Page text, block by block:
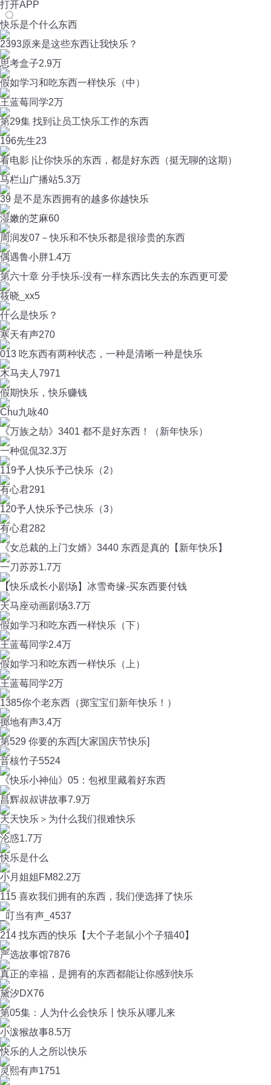
打开APP
快乐是个什么东西
2393原来是这些东西让我快乐？
思考盒子2.9万
假如学习和吃东西一样快乐（中）
王蓝莓同学2万
第29集 找到让员工快乐工作的东西
196先生23
看电影 |让你快乐的东西，都是好东西（挺无聊的这期）
马栏山广播站5.3万
39 是不是东西拥有的越多你越快乐
湿嫩的芝麻60
周润发07－快乐和不快乐都是很珍贵的东西
偶遇鲁小胖1.4万
第六十章 分手快乐-没有一样东西比失去的东西更可爱
筱晓_xx5
什么是快乐？
寒天有声270
013 吃东西有两种状态，一种是清晰一种是快乐
木马夫人 7971
假期快乐，快乐赚钱
Chu九咏40
《万族之劫》3401 都不是好东西！（新年快乐）
一种侃侃32.3万
119予人快乐予己快乐（2）
有心君291
120予人快乐予己快乐（3）
有心君282
《女总裁的上门女婿》3440 东西是真的【新年快乐】
一刀苏苏1.7万
【快乐成长小剧场】冰雪奇缘-买东西要付钱
天马座动画剧场3.7万
假如学习和吃东西一样快乐（下）
王蓝莓同学2.4万
假如学习和吃东西一样快乐（上）
王蓝莓同学2万
1385你个老东西（掷宝宝们新年快乐！）
掷地有声3.4万
第529 你要的东西[大家国庆节快乐]
音核竹子5524
《快乐小神仙》05：包袱里藏着好东西
昌辉叔叔讲故事7.9万
天天快乐＞为什么我们很难快乐
沦惑1.7万
快乐是什么
小月姐姐FM82.2万
115 喜欢我们拥有的东西，我们便选择了快乐
_叮当有声_ 4537
214 找东西的快乐【大个子老鼠小个子猫40】
严选故事馆7876
真正的幸福，是拥有的东西都能让你感到快乐
黛汐DX76
第05集：人为什么会快乐丨快乐从哪儿来
小泼猴故事8.5万
快乐的人之所以快乐
灵熙有声1751